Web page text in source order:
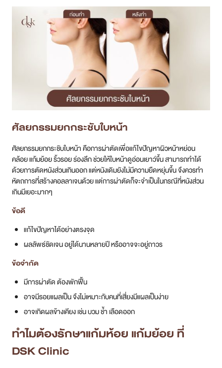
ศัลยกรรมยกกระชับใบหน้า
ศัลยกรรมยกกระชับใบหน้า คือการผ่าตัดเพื่อแก้ไขปัญหาผิวหน้าหย่อน
คล้อย แก้มย้อย ริ้วรอย ร่องลึก ช่วยให้ใบหน้าดูอ่อนเยาว์ขึ้น สามารถทำได้
ด้วยการตัดหนังส่วนเกินออก แต่หนังเดิมยังไม่มีความยืดหยุ่นขึ้น จึงควรทำ
หัตถการที่สร้างคอลลาเจนด้วย แต่การผ่าตัดก็จะจำเป็นในกรณีที่หนังส่วน
เกินมีเยอะมากๆ
ข้อดี
แก้ไขปัญหาได้อย่างตรงจุด
ผลลัพธ์ชัดเจน อยู่ได้นานหลายปี หรืออาจจะอยู่ถาวร
ข้อจำกัด
มีการผ่าตัด ต้องพักฟื้น
อาจมีรอยแผลเป็น จึงไม่เหมาะกับคนที่เสี่ยงมีแผลเป็นง่าย
อาจเกิดผลข้างเคียง เช่น บวม ช้ำ เลือดออก
ทำไมต้องรักษาแก้มห้อย แก้มย้อย ที่
DSK Clinic